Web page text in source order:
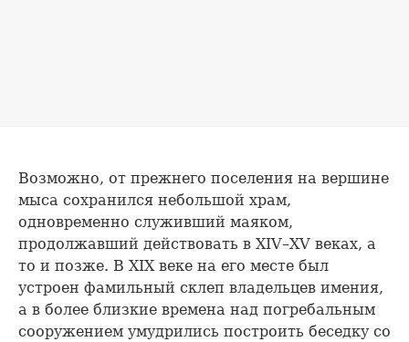
Возможно, от прежнего поселения на вершине
мыса сохранился небольшой храм,
одновременно служивший маяком,
продолжавший действовать в XIV–XV веках, а
то и позже. В XIX веке на его месте был
устроен фамильный склеп владельцев имения,
а в более близкие времена над погребальным
сооружением умудрились построить беседку со